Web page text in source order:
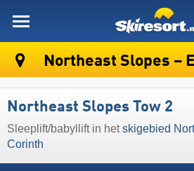
Northeast Slopes –
Northeast Slopes Tow 2
Sleeplift/babyllift in hetskigebied
Corinth